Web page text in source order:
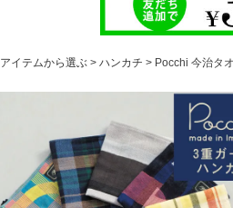
アイテムから選ぶ ハンカチ Pocchi 今治タ